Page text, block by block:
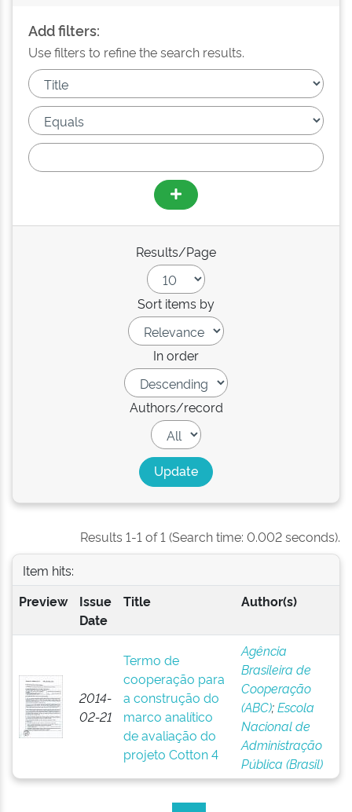
Add filters:
Use filters to refine the search results.
Results/Page
Sort items by
In order
Authors/record
Results 1-1 of 1 (Search time: 0.002 seconds).
Item hits:
Preview
Issue
Date
Title Author(s)
2014-
02-21
Termo de
cooperação para
a construção do
marco analítico
de avaliação do
projeto Cotton 4
Agência
Brasileira de
Cooperação
(ABC);Escola
Nacional de
Administração
Pública (Brasil)